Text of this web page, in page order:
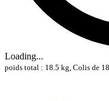
Loading...
poids total : 18.5 kg, Colis de